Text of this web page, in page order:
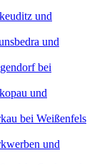
und
und
bei
und
bei Weißenfels
und